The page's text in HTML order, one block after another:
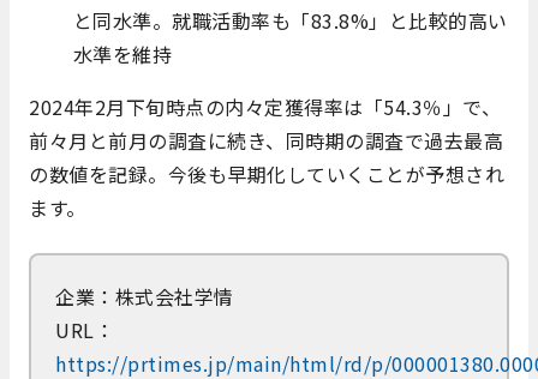
と同水準。就職活動率も「83.8%」と比較的高い
水準を維持
2024年2月下旬時点の内々定獲得率は「54.3％」で、
前々月と前月の調査に続き、同時期の調査で過去最高
の数値を記録。今後も早期化していくことが予想され
ます。
企業：株式会社学情
URL：
https://prtimes.jp/main/html/rd/p/